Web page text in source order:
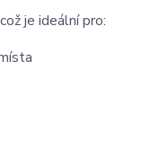
je ideální pro: